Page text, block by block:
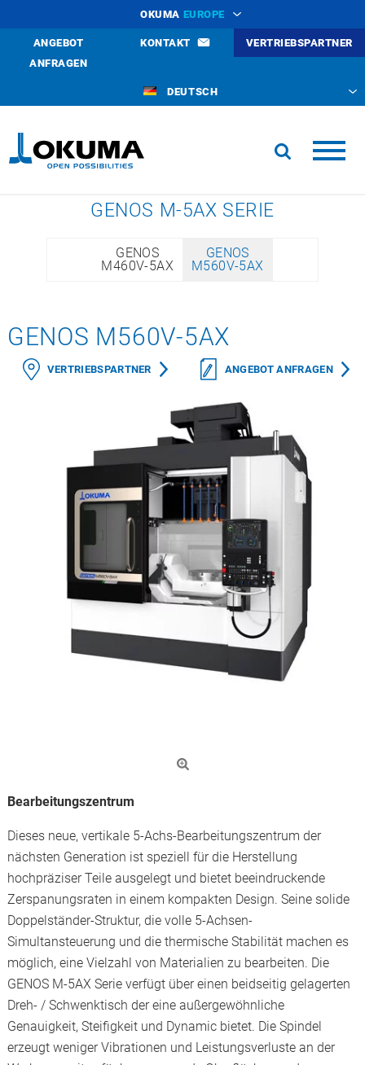
OKUMA EUROPE
ANGEBOT
ANFRAGEN
KONTAKT VERTRIEBSPARTNER
DEUTSCH
GENOS M-5AX SERIE
GENOS
M460V-5AX
GENOS
M560V-5AX
GENOS M560V-5AX
VERTRIEBSPARTNER ANGEBOT ANFRAGEN
Bearbeitungszentrum
Dieses neue, vertikale 5-Achs-Bearbeitungszentrum der
nächsten Generation ist speziell für die Herstellung
hochpräziser Teile ausgelegt und bietet beeindruckende
Zerspanungsraten in einem kompakten Design. Seine solide
Doppelständer-Struktur, die volle 5-Achsen-
Simultansteuerung und die thermische Stabilität machen es
möglich, eine Vielzahl von Materialien zu bearbeiten. Die
GENOS M-5AX Serie verfügt über einen beidseitig gelagerten
Dreh- / Schwenktisch der eine außergewöhnliche
Genauigkeit, Steifigkeit und Dynamic bietet. Die Spindel
erzeugt weniger Vibrationen und Leistungsverluste an der